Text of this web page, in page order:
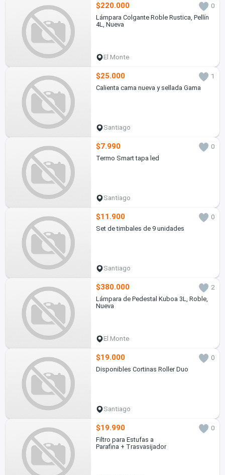
$220.000
0
Lámpara Colgante Roble Rustica, Pellín
4L, Nueva
El Monte
$25.000
1
Calienta cama nueva y sellada Gama
Santiago
$7.990
0
Termo Smart tapa led
Santiago
$11.900
0
Set de timbales de 9 unidades
Santiago
$380.000
2
Lámpara de Pedestal Kuboa 3L, Roble,
Nueva
El Monte
$19.000
0
Disponibles Cortinas Roller Duo
Santiago
$19.990
0
Filtro para Estufas a
Parafina + Trasvasijador